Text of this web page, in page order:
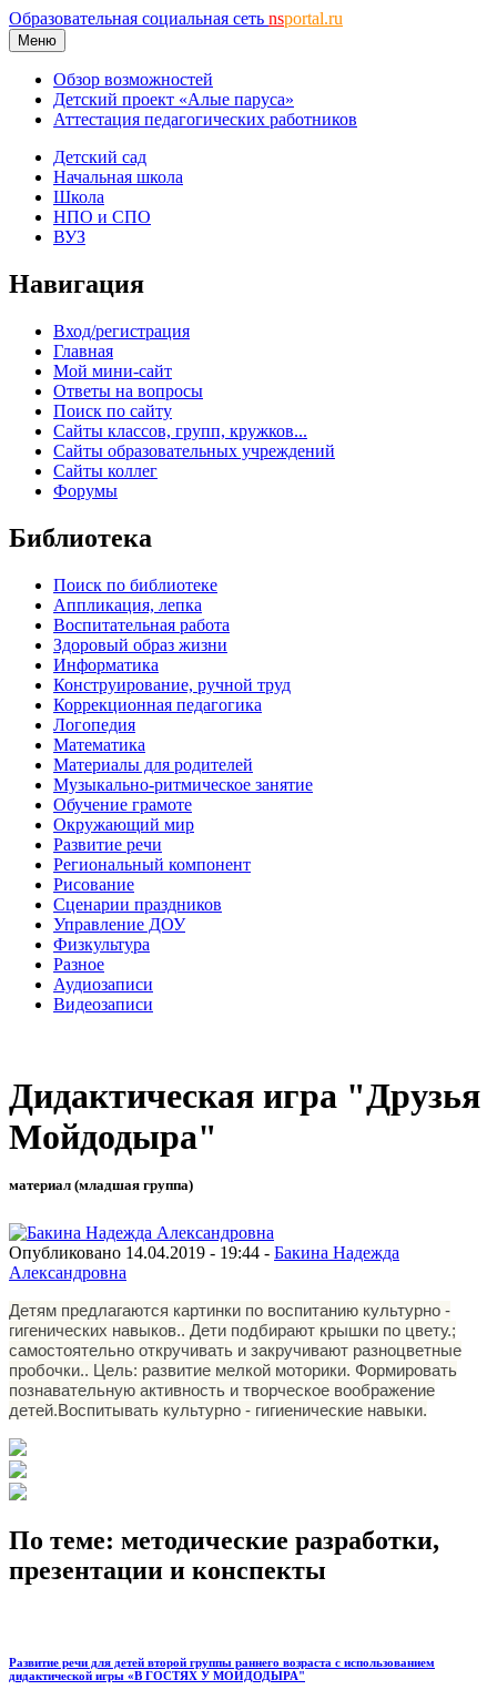
Образовательная социальная сеть nsportal.ru
Меню
Обзор возможностей
Детский проект «Алые паруса»
Аттестация педагогических работников
Детский сад
Начальная школа
Школа
НПО и СПО
ВУЗ
Навигация
Вход/регистрация
Главная
Мой мини-сайт
Ответы на вопросы
Поиск по сайту
Сайты классов, групп, кружков...
Сайты образовательных учреждений
Сайты коллег
Форумы
Библиотека
Поиск по библиотеке
Аппликация, лепка
Воспитательная работа
Здоровый образ жизни
Информатика
Конструирование, ручной труд
Коррекционная педагогика
Логопедия
Математика
Материалы для родителей
Музыкально-ритмическое занятие
Обучение грамоте
Окружающий мир
Развитие речи
Региональный компонент
Рисование
Сценарии праздников
Управление ДОУ
Физкультура
Разное
Аудиозаписи
Видеозаписи
Дидактическая игра "Друзья
Мойдодыра"
материал (младшая группа)
Опубликовано 14.04.2019 - 19:44 - Бакина Надежда
Александровна
Детям предлагаются картинки по воспитанию культурно -
гигенических навыков.. Дети подбирают крышки по цвету.;
самостоятельно откручивать и закручивают разноцветные
пробочки.. Цель: развитие мелкой моторики. Формировать
познавательную активность и творческое воображение
детей.Воспитывать культурно - гигиенические навыки.
По теме: методические разработки,
презентации и конспекты
Развитие речи для детей второй группы раннего возраста с использованием
дидактической игры «В ГОСТЯХ У МОЙДОДЫРА"